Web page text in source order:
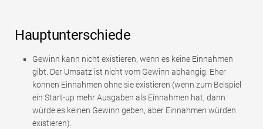
Hauptunterschiede
Gewinn kann nicht existieren, wenn es keine Einnahmen
gibt. Der Umsatz ist nicht vom Gewinn abhängig. Eher
können Einnahmen ohne sie existieren (wenn zum Beispiel
ein Start-up mehr Ausgaben als Einnahmen hat, dann
würde es keinen Gewinn geben, aber Einnahmen würden
existieren).